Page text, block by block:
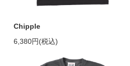
Chipple
6,380円(税込)